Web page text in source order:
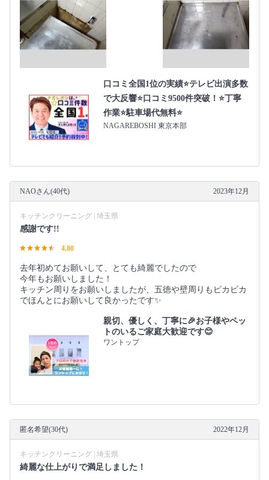
口コミ全国1位の実績⭐テレビ出演多数
で大反響⭐口コミ9500件突破！⭐丁寧
作業⭐駐車場代無料⭐
NAGAREBOSHI 東京本部
NAOさん(40代) 2023年12月
キッチンクリーニング | 埼玉県
感謝です!!
4.80
去年初めてお願いして、とても綺麗でしたので
今年もお願いしました！
キッチン周りをお願いしましたが、五徳や壁周りもピカピカ
でほんとにお願いして良かったです✨
親切、優しく、丁寧に🎉お子様やペッ
トのいるご家庭大歓迎です😊
ワントップ
匿名希望(30代) 2022年12月
キッチンクリーニング | 埼玉県
綺麗な仕上がりで満足しました！